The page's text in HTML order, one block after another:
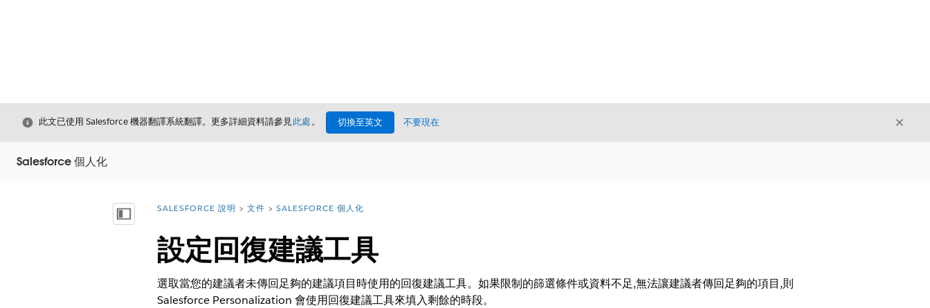
結束
此文已使用 Salesforce 機器翻譯系統翻譯。更多詳細資料請參見此處。 切換至英文 不要現在 結束
Salesforce 個人化
顯示目錄 您位於此處：
SALESFORCE 說明 文件 SALESFORCE 個人化
設定回復建議工具
選取當您的建議者未傳回足夠的建議項目時使用的回復建議工具。如果限制的篩選條件或資料不足,無法讓建議者傳回足夠的項目,則
Salesforce Personalization 會使用回復建議工具來填入剩餘的時段。